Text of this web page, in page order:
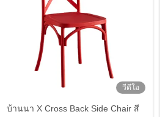
วีดีโอ
บ้านนา X Cross Back Side Chair สี